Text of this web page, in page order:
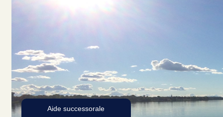
Aide successorale